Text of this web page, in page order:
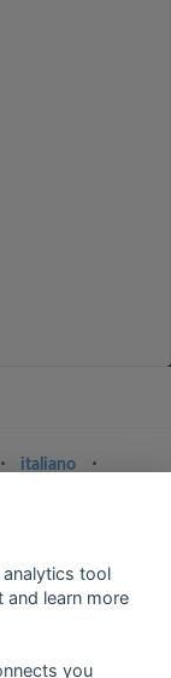
⋅ italiano
⋅
Google Inc.
tool
learn more
you